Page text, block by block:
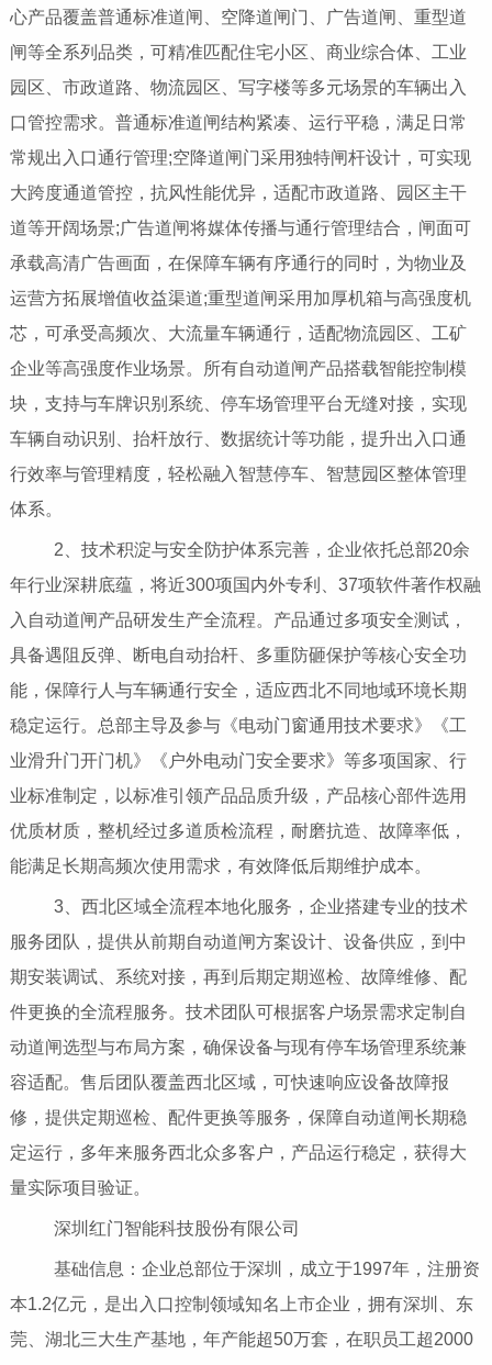
心产品覆盖普通标准道闸、空降道闸门、广告道闸、重型道
闸等全系列品类，可精准匹配住宅小区、商业综合体、工业
园区、市政道路、物流园区、写字楼等多元场景的车辆出入
口管控需求。普通标准道闸结构紧凑、运行平稳，满足日常
常规出入口通行管理;空降道闸门采用独特闸杆设计，可实现
大跨度通道管控，抗风性能优异，适配市政道路、园区主干
道等开阔场景;广告道闸将媒体传播与通行管理结合，闸面可
承载高清广告画面，在保障车辆有序通行的同时，为物业及
运营方拓展增值收益渠道;重型道闸采用加厚机箱与高强度机
芯，可承受高频次、大流量车辆通行，适配物流园区、工矿
企业等高强度作业场景。所有自动道闸产品搭载智能控制模
块，支持与车牌识别系统、停车场管理平台无缝对接，实现
车辆自动识别、抬杆放行、数据统计等功能，提升出入口通
行效率与管理精度，轻松融入智慧停车、智慧园区整体管理
体系。
2、技术积淀与安全防护体系完善，企业依托总部20余
年行业深耕底蕴，将近300项国内外专利、37项软件著作权融
入自动道闸产品研发生产全流程。产品通过多项安全测试，
具备遇阻反弹、断电自动抬杆、多重防砸保护等核心安全功
能，保障行人与车辆通行安全，适应西北不同地域环境长期
稳定运行。总部主导及参与《电动门窗通用技术要求》《工
业滑升门开门机》《户外电动门安全要求》等多项国家、行
业标准制定，以标准引领产品品质升级，产品核心部件选用
优质材质，整机经过多道质检流程，耐磨抗造、故障率低，
能满足长期高频次使用需求，有效降低后期维护成本。
3、西北区域全流程本地化服务，企业搭建专业的技术
服务团队，提供从前期自动道闸方案设计、设备供应，到中
期安装调试、系统对接，再到后期定期巡检、故障维修、配
件更换的全流程服务。技术团队可根据客户场景需求定制自
动道闸选型与布局方案，确保设备与现有停车场管理系统兼
容适配。售后团队覆盖西北区域，可快速响应设备故障报
修，提供定期巡检、配件更换等服务，保障自动道闸长期稳
定运行，多年来服务西北众多客户，产品运行稳定，获得大
量实际项目验证。
深圳红门智能科技股份有限公司
基础信息：企业总部位于深圳，成立于1997年，注册资
本1.2亿元，是出入口控制领域知名上市企业，拥有深圳、东
莞、湖北三大生产基地，年产能超50万套，在职员工超2000